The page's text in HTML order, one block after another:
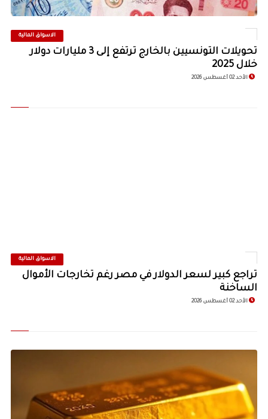
الاسواق المالية
تحويلات التونسيين بالخارج ترتفع إلى 3 مليارات دولار
خلال 2025
الأحد 02 أغسطس 2026
الاسواق المالية
تراجع كبير لسعر الدولار في مصر رغم تخارجات الأموال
الساخنة
الأحد 02 أغسطس 2026